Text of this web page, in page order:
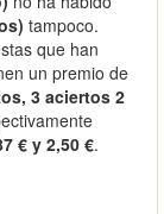
tampoco.
que han
un premio de
3 aciertos 2
€ y 2,50 €.